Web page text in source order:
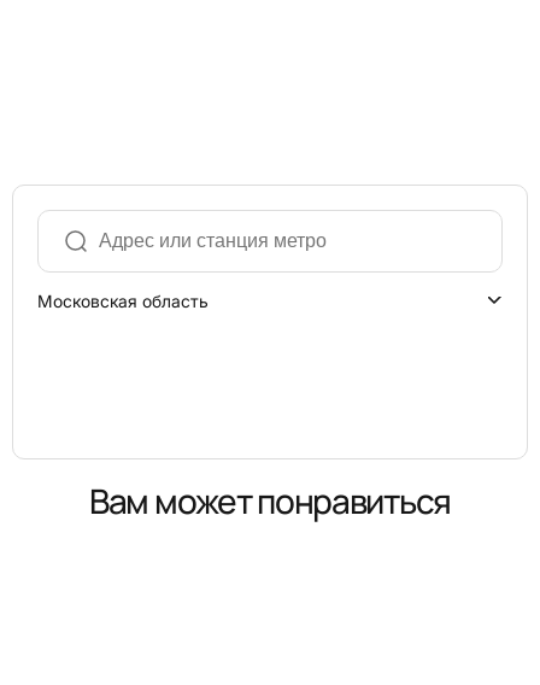
Московская область
Вам может понравиться